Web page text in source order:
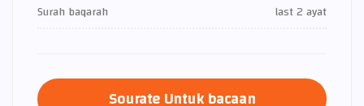
Surah baqarah
last 2 ayat
Sourate Untuk bacaan